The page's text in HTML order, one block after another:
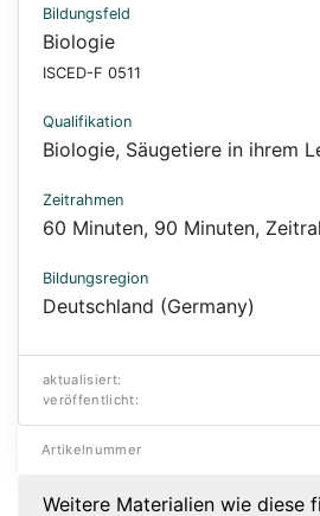
Bildungsfeld
Biologie
ISCED-F 0511
Qualifikation
Biologie, Säugetiere in ihrem
Zeitrahmen
60 Minuten, 90 Minuten,
Bildungsregion
Deutschland (Germany)
aktualisiert:
veröffentlicht:
Artikelnummer
Weitere Materialien wie diese